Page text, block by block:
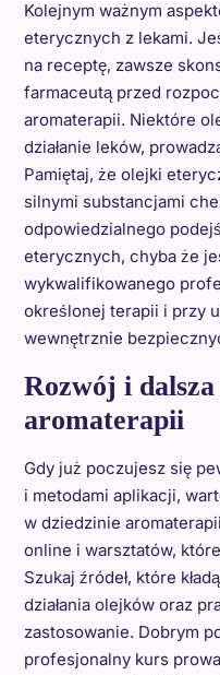
Kolejnym ważnym
eterycznych z lekami.
na receptę, zawsze
farmaceutą przed
aromaterapii. Niektóre
działanie leków,
Pamiętaj, że olejki
silnymi substancjami
odpowiedzialnego
eterycznych, chyba że
wykwalifikowanego
określonej terapii i przy
wewnętrznie
Rozwój i
aromaterapii
Gdy już poczujesz się
i metodami aplikacji,
w dziedzinie
online i warsztatów,
Szukaj źródeł, które
działania olejków oraz
zastosowanie. Dobrym
profesjonalny kurs